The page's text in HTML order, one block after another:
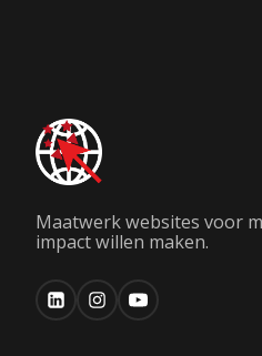
Maatwerk websites voor
impact willen maken.